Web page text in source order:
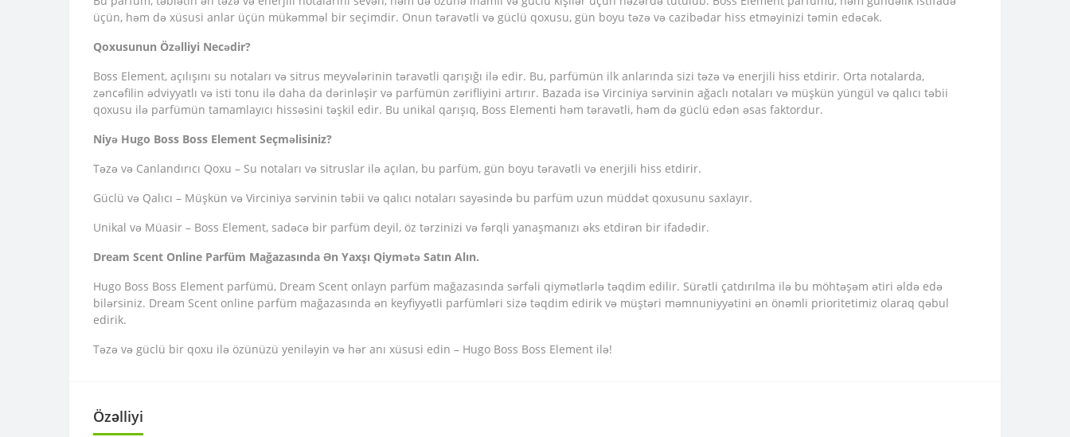
üçün, həm də xüsusi anlar üçün mükəmməl bir seçimdir. Onun təravətli və güclü qoxusu, gün boyu təzə və cazibədar hiss etməyinizi təmin edəcək.
Qoxusunun Özəlliyi Necədir?
Boss Element, açılışını su notaları və sitrus meyvələrinin təravətli qarışığı ilə edir. Bu, parfümün ilk anlarında sizi təzə və enerjili hiss etdirir. Orta notalarda,
zəncəfilin ədviyyatlı və isti tonu ilə daha da dərinləşir və parfümün zərifliyini artırır. Bazada isə Virciniya sərvinin ağaclı notaları və müşkün yüngül və qalıcı təbii
qoxusu ilə parfümün tamamlayıcı hissəsini təşkil edir. Bu unikal qarışıq, Boss Elementi həm təravətli, həm də güclü edən əsas faktordur.
Niyə Hugo Boss Boss Element Seçməlisiniz?
Təzə və Canlandırıcı Qoxu – Su notaları və sitruslar ilə açılan, bu parfüm, gün boyu təravətli və enerjili hiss etdirir.
Güclü və Qalıcı – Müşkün və Virciniya sərvinin təbii və qalıcı notaları sayəsində bu parfüm uzun müddət qoxusunu saxlayır.
Unikal və Müasir – Boss Element, sadəcə bir parfüm deyil, öz tərzinizi və fərqli yanaşmanızı əks etdirən bir ifadədir.
Dream Scent Online Parfüm Mağazasında Ən Yaxşı Qiymətə Satın Alın.
Hugo Boss Boss Element parfümü, Dream Scent onlayn parfüm mağazasında sərfəli qiymətlərlə təqdim edilir. Sürətli çatdırılma ilə bu möhtəşəm ətiri əldə edə
bilərsiniz. Dream Scent online parfüm mağazasında ən keyfiyyətli parfümləri sizə təqdim edirik və müştəri məmnuniyyətini ən önəmli prioritetimiz olaraq qəbul
edirik.
Təzə və güclü bir qoxu ilə özünüzü yeniləyin və hər anı xüsusi edin – Hugo Boss Boss Element ilə!
Özəlliyi